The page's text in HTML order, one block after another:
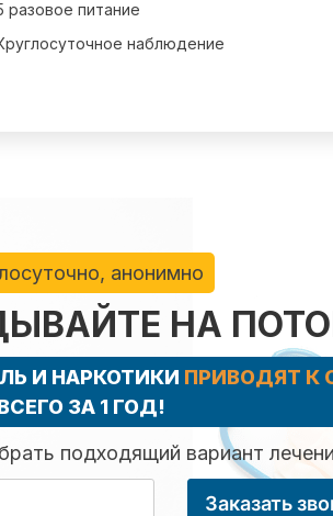
разовое питание
наблюдение
анонимно
НА
И НАРКОТИКИ ПРИВОДЯТ К
ЗА 1 ГОД!
подходящий вариант
Заказать